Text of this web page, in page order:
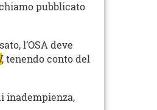
pubblicato
l’OSA deve
, tenendo conto del
inadempienza,